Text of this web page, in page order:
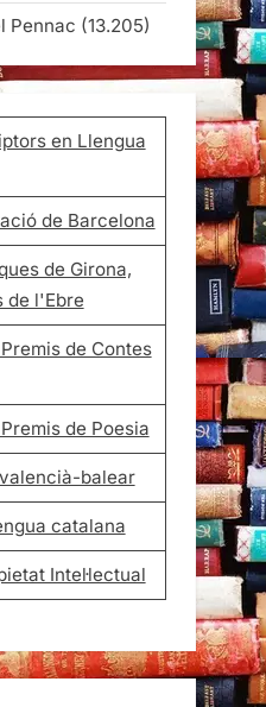
Pennac (13.205)
en Llengua
de Barcelona
de Girona,
de l'Ebre
de Contes
de Poesia
balear
catalana
Intel·lectual